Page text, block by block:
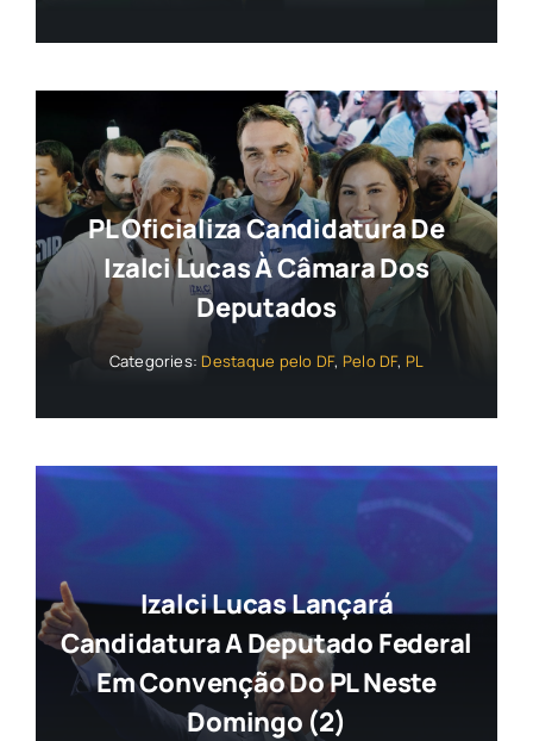
PL Oficializa Candidatura De
Izalci Lucas À Câmara Dos
Deputados
Categories: Destaque pelo DF, Pelo DF, PL
Izalci Lucas Lançará
Candidatura A Deputado Federal
Em Convenção Do PL Neste
Domingo (2)